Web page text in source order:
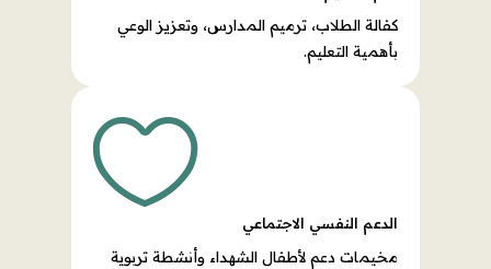
كفالة الطلاب، ترميم المدارس، وتعزيز الوعي
بأهمية التعليم.

الدعم النفسي الاجتماعي
مخيمات دعم لأطفال الشهداء وأنشطة تربوية